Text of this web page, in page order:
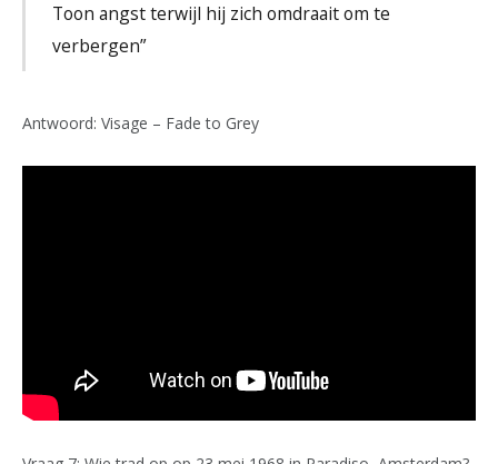
Toon angst terwijl hij zich omdraait om te
verbergen”
Antwoord: Visage – Fade to Grey